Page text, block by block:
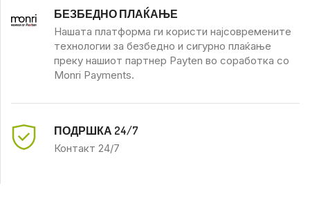
БЕЗБЕДНО ПЛАЌАЊЕ
Нашата платформа ги користи најсовремените
технологии за безбедно и сигурно плаќање
преку нашиот партнер Payten во соработка со
Monri Payments.
ПОДРШКА 24/7
Контакт 24/7